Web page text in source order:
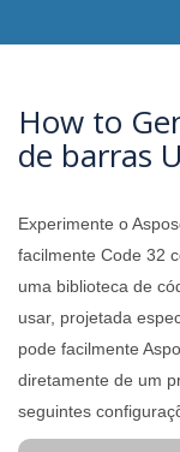
How to
de barras
Experimente o
facilmente Code 32
uma biblioteca de
usar, projetada
pode facilmente
diretamente de um
seguintes